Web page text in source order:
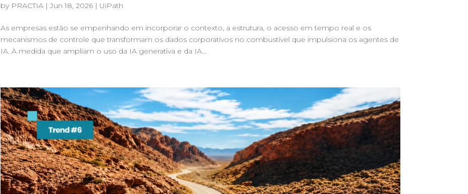
by PRACTIA|Jun 18, 2026| UiPath
As empresas estão se empenhando em incorporar o contexto, a estrutura, o acesso em tempo real e os
mecanismos de controle que transformam os dados corporativos no combustível que impulsiona os agentes de
IA. À medida que ampliam o uso da IA generativa e da IA...